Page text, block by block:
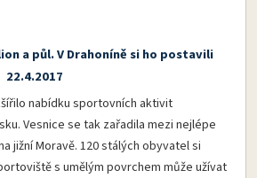
a půl. V Drahoníně si ho postavili
nabídku sportovních aktivit
Vesnice se tak zařadila mezi nejlépe
jižní Moravě. 120 stálých obyvatel si
s umělým povrchem může užívat